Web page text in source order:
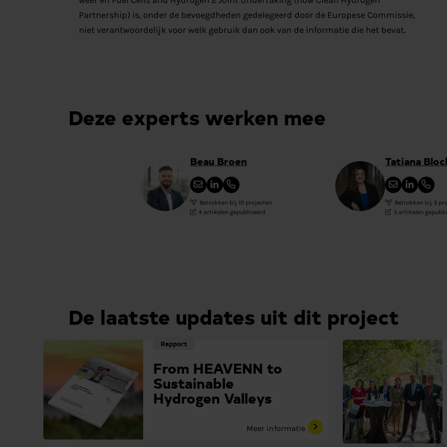
Partnership) is, onder de bevoegdheden gedelegeerd door de Europese Commissie,
niet verantwoordelijk voor welk gebruik dan ook van de informatie die het bevat.
Deze experts werken mee
Beau Broen
Betrokken bij 10 projecten
4 artikelen gepubliceerd
Tatiana
Betrokken bij 3
3 artikelen
De laatste updates uit dit project
Rapport
From HEAVENN to
Sustainable
Hydrogen Valleys
Meer informatie